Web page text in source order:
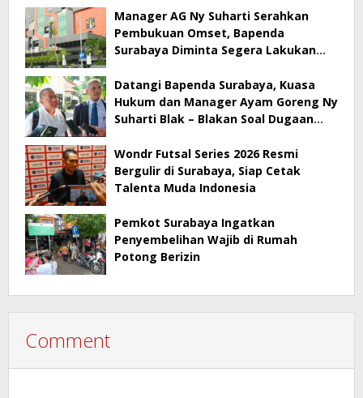
Manager AG Ny Suharti Serahkan
Pembukuan Omset, Bapenda
Surabaya Diminta Segera Lakukan
Datangi Bapenda Surabaya, Kuasa
Hukum dan Manager Ayam Goreng Ny
Suharti Blak – Blakan Soal Dugaan
Wondr Futsal Series 2026 Resmi
Bergulir di Surabaya, Siap Cetak
Talenta Muda Indonesia
Pemkot Surabaya Ingatkan
Penyembelihan Wajib di Rumah
Potong Berizin
Comment